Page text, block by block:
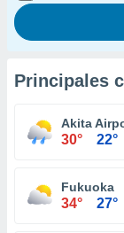
Principales
Akita
30° 22°
Fukuoka
34° 27°